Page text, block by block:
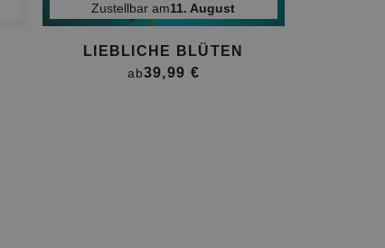
Zustellbar am11. August
LIEBLICHE BLÜTEN
ab39,99 €